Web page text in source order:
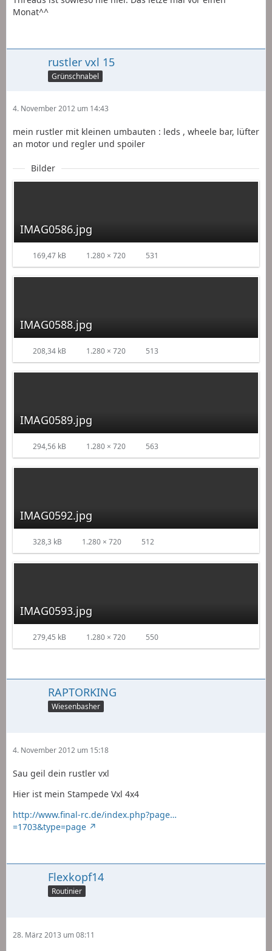
Monat^^
rustler vxl 15
Grünschnabel
4. November 2012 um 14:43
mein rustler mit kleinen umbauten : leds , wheele bar, lüfter
an motor und regler und spoiler
Bilder
IMAG0586.jpg
169,47 kB 1.280 × 720 531
IMAG0588.jpg
208,34 kB 1.280 × 720 513
IMAG0589.jpg
294,56 kB 1.280 × 720 563
IMAG0592.jpg
328,3 kB 1.280 × 720 512
IMAG0593.jpg
279,45 kB 1.280 × 720 550
RAPTORKING
Wiesenbasher
4. November 2012 um 15:18
Sau geil dein rustler vxl
Hier ist mein Stampede Vxl 4x4
http://www.final-rc.de/index.php?page…
=1703&type=page
Flexkopf14
Routinier
28. März 2013 um 08:11